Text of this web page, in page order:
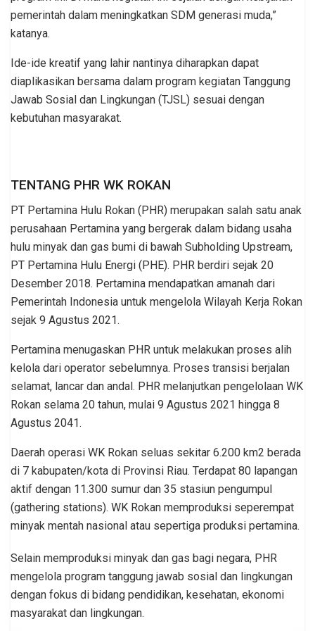
pemerintah dalam meningkatkan SDM generasi muda,”
katanya.
Ide-ide kreatif yang lahir nantinya diharapkan dapat
diaplikasikan bersama dalam program kegiatan Tanggung
Jawab Sosial dan Lingkungan (TJSL) sesuai dengan
kebutuhan masyarakat.
TENTANG PHR WK ROKAN
PT Pertamina Hulu Rokan (PHR) merupakan salah satu anak
perusahaan Pertamina yang bergerak dalam bidang usaha
hulu minyak dan gas bumi di bawah Subholding Upstream,
PT Pertamina Hulu Energi (PHE). PHR berdiri sejak 20
Desember 2018. Pertamina mendapatkan amanah dari
Pemerintah Indonesia untuk mengelola Wilayah Kerja Rokan
sejak 9 Agustus 2021.
Pertamina menugaskan PHR untuk melakukan proses alih
kelola dari operator sebelumnya. Proses transisi berjalan
selamat, lancar dan andal. PHR melanjutkan pengelolaan WK
Rokan selama 20 tahun, mulai 9 Agustus 2021 hingga 8
Agustus 2041.
Daerah operasi WK Rokan seluas sekitar 6.200 km2 berada
di 7 kabupaten/kota di Provinsi Riau. Terdapat 80 lapangan
aktif dengan 11.300 sumur dan 35 stasiun pengumpul
(gathering stations). WK Rokan memproduksi seperempat
minyak mentah nasional atau sepertiga produksi pertamina.
Selain memproduksi minyak dan gas bagi negara, PHR
mengelola program tanggung jawab sosial dan lingkungan
dengan fokus di bidang pendidikan, kesehatan, ekonomi
masyarakat dan lingkungan.